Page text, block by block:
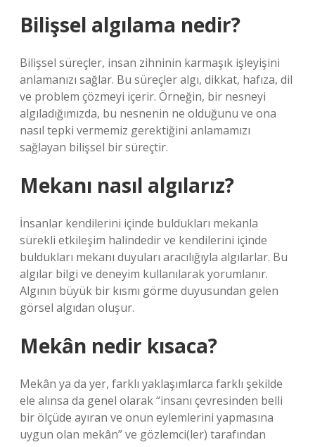
Bilişsel algılama nedir?
Bilişsel süreçler, insan zihninin karmaşık işleyişini
anlamanızı sağlar. Bu süreçler algı, dikkat, hafıza, dil
ve problem çözmeyi içerir. Örneğin, bir nesneyi
algıladığımızda, bu nesnenin ne olduğunu ve ona
nasıl tepki vermemiz gerektiğini anlamamızı
sağlayan bilişsel bir süreçtir.
Mekanı nasıl algılarız?
İnsanlar kendilerini içinde buldukları mekanla
sürekli etkileşim halindedir ve kendilerini içinde
buldukları mekanı duyuları aracılığıyla algılarlar. Bu
algılar bilgi ve deneyim kullanılarak yorumlanır.
Algının büyük bir kısmı görme duyusundan gelen
görsel algıdan oluşur.
Mekân nedir kısaca?
Mekân ya da yer, farklı yaklaşımlarca farklı şekilde
ele alınsa da genel olarak “insanı çevresinden belli
bir ölçüde ayıran ve onun eylemlerini yapmasına
uygun olan mekân” ve gözlemci(ler) tarafından